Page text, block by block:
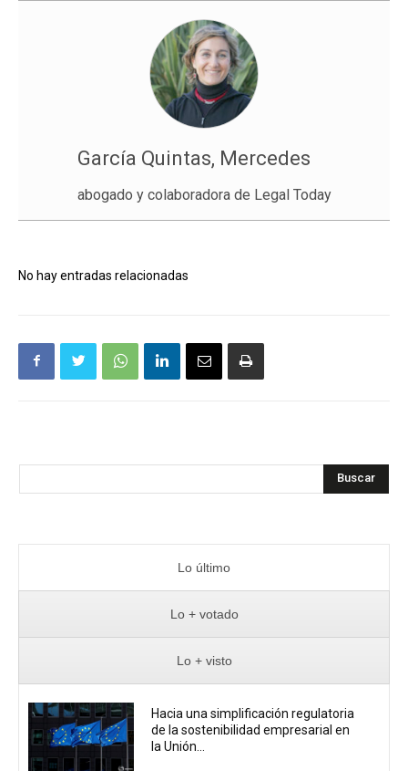
García Quintas, Mercedes
abogado y colaboradora de Legal Today
No hay entradas relacionadas
Buscar
Lo último
Lo + votado
Lo + visto
Hacia una simplificación regulatoria
de la sostenibilidad empresarial en
la Unión...